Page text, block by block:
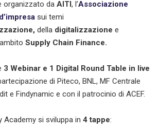
organizzato da AITI, l’Associazione
sui temi
della digitalizzazione e
Supply Chain Finance.
3 Webinar e 1 Digital Round Table in live
di Piteco, BNL, MF Centrale
e Findynamic e con il patrocinio di ACEF.
Academy si sviluppa in 4 tappe: